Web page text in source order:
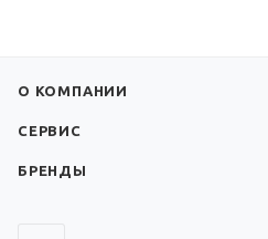
О КОМПАНИИ
СЕРВИС
БРЕНДЫ